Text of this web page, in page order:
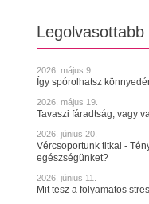
Legolvasottabb
2026. május 9.
Így spórolhatsz
2026. május 19.
Tavaszi fáradtság, vagy
2026. június 20.
Vércsoportunk titkai -
egészségünket?
2026. június 11.
Mit tesz a folyamatos